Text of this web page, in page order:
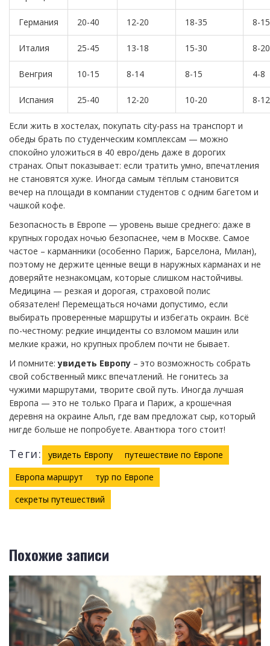
Германия 20-40 12-20 18-35 8-15
Италия 25-45 13-18 15-30 8-20
Венгрия 10-15 8-14 8-15 4-8
Испания 25-40 12-20 10-20 8-12
Если жить в хостелах, покупать city-pass на транспорт и
обеды брать по студенческим комплексам — можно
спокойно уложиться в 40 евро/день даже в дорогих
странах. Опыт показывает: если тратить умно, впечатления
не становятся хуже. Иногда самым тёплым становится
вечер на площади в компании студентов с одним багетом и
чашкой кофе.
Безопасность в Европе — уровень выше среднего: даже в
крупных городах ночью безопаснее, чем в Москве. Самое
частое – карманники (особенно Париж, Барселона, Милан),
поэтому не держите ценные вещи в наружных карманах и не
доверяйте незнакомцам, которые слишком настойчивы.
Медицина — резкая и дорогая, страховой полис
обязателен! Перемещаться ночами допустимо, если
выбирать проверенные маршруты и избегать окраин. Всё
по-честному: редкие инциденты со взломом машин или
мелкие кражи, но крупных проблем почти не бывает.
И помните:увидеть Европу – это возможность собрать
свой собственный микс впечатлений. Не гонитесь за
чужими маршрутами, творите свой путь. Иногда лучшая
Европа — это не только Прага и Париж, а крошечная
деревня на окраине Альп, где вам предложат сыр, который
нигде больше не попробуете. Авантюра того стоит!
Теги: увидеть Европу
путешествие по Европе
Европа маршрут
тур по Европе
секреты путешествий
Похожие записи